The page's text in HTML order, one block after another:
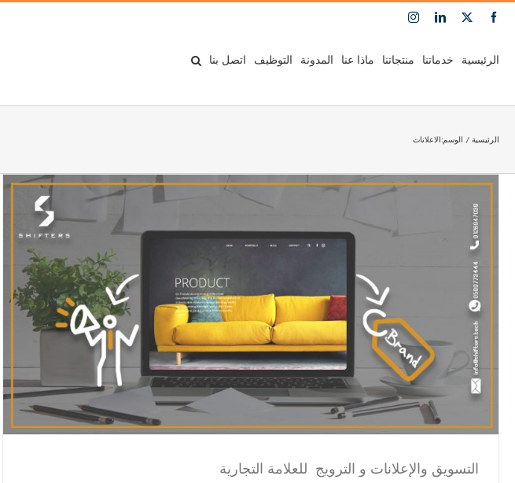
Skip
Facebook
X
LinkedIn
Instagram
الرئيسية خدماتنا منتجاتنا ماذا عنا المدونة التوظيف اتصل بنا
الرئيسية الوسم:الاعلانات
التسويق والإعلانات و الترويج للعلامة التجارية